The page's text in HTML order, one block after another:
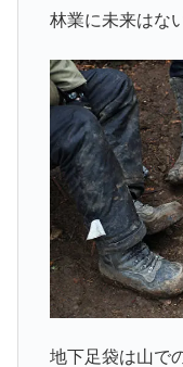
林業に未来はな
地下足袋は山で